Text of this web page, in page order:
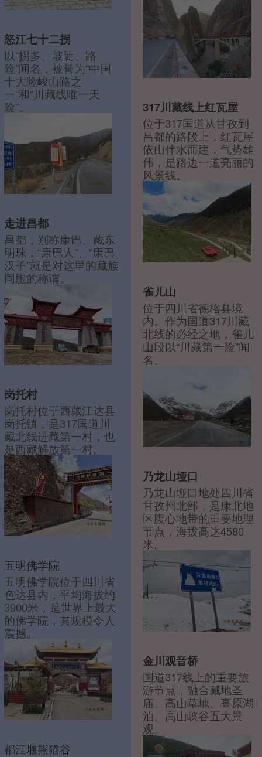
怒江七十二拐
以“拐多、坡陡、路
险”闻名，被誉为“中国
十大险峻山路之
一”和“川藏线唯一天
险”。
走进昌都
昌都，别称康巴、藏东
明珠，“康巴人”、“康巴
汉子”就是对这里的藏族
同胞的称谓。
岗托村
岗托村位于西藏江达县
岗托镇，是317国道川
藏北线进藏第一村，也
是西藏解放第一村。
五明佛学院
五明佛学院位于四川省
色达县内，平均海拔约
3900米，是世界上最大
的佛学院，其规模令人
震撼。
都江堰熊猫谷
317川藏线上红瓦屋
位于317国道从甘孜到
昌都的路段上，红瓦屋
依山伴水而建，气势雄
伟，是路边一道亮丽的
风景线。
雀儿山
位于四川省德格县境
内。作为国道317川藏
北线的必经之地，雀儿
山段以“川藏第一险”闻
名。
乃龙山垭口
乃龙山垭口地处四川省
甘孜州北部，是康北地
区腹心地带的重要地理
节点，海拔高达4580
米。
金川观音桥
国道317线上的重要旅
游节点，融合藏地圣
庙、高山草地、高原湖
泊、高山峡谷五大景
观。